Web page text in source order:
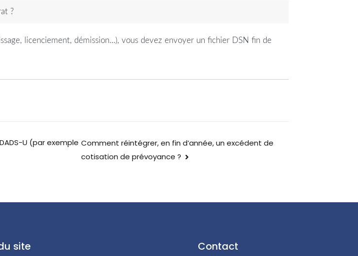
?
licenciement, démission…), vous devez envoyer un fichier DSN fin de
U (par exemple Comment réintégrer, en fin d’année, un excédent de
cotisation de prévoyance ?
site Contact